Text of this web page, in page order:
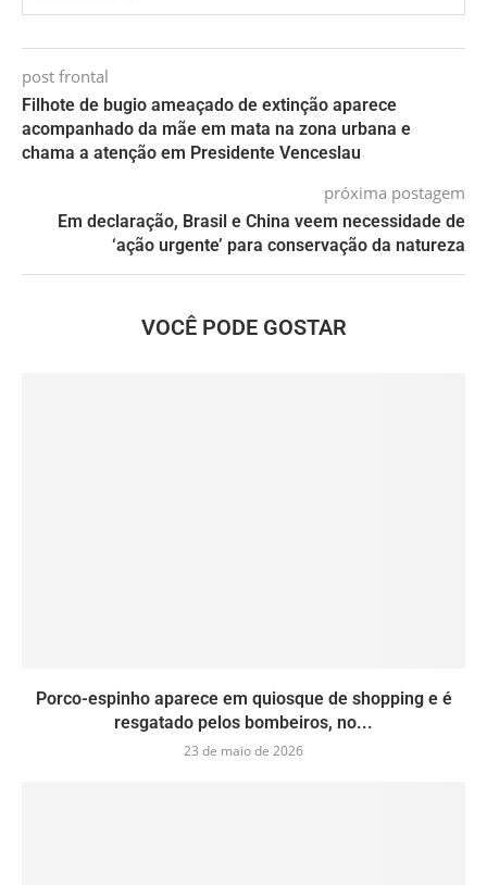
post frontal
Filhote de bugio ameaçado de extinção aparece
acompanhado da mãe em mata na zona urbana e
chama a atenção em Presidente Venceslau
próxima postagem
Em declaração, Brasil e China veem necessidade de
‘ação urgente’ para conservação da natureza
VOCÊ PODE GOSTAR
Porco-espinho aparece em quiosque de shopping e é
resgatado pelos bombeiros, no...
23 de maio de 2026